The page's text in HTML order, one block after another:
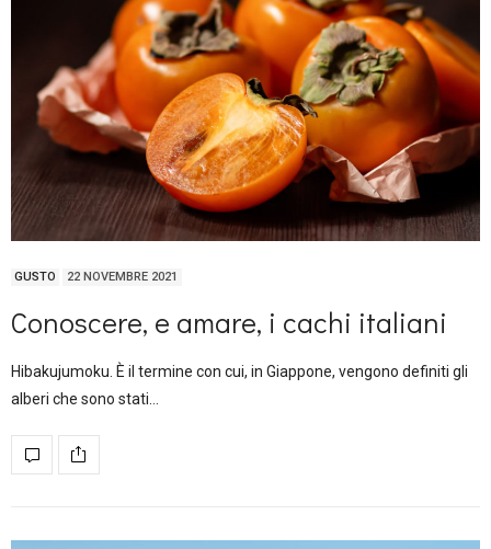
GUSTO 22 NOVEMBRE 2021
Conoscere, e amare, i cachi italiani
Hibakujumoku. È il termine con cui, in Giappone, vengono definiti gli
alberi che sono stati…